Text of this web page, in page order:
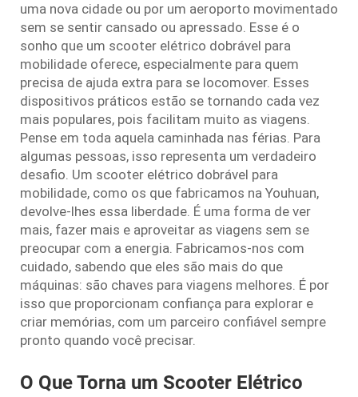
uma nova cidade ou por um aeroporto movimentado
sem se sentir cansado ou apressado. Esse é o
sonho que um scooter elétrico dobrável para
mobilidade oferece, especialmente para quem
precisa de ajuda extra para se locomover. Esses
dispositivos práticos estão se tornando cada vez
mais populares, pois facilitam muito as viagens.
Pense em toda aquela caminhada nas férias. Para
algumas pessoas, isso representa um verdadeiro
desafio. Um scooter elétrico dobrável para
mobilidade, como os que fabricamos na Youhuan,
devolve-lhes essa liberdade. É uma forma de ver
mais, fazer mais e aproveitar as viagens sem se
preocupar com a energia. Fabricamos-nos com
cuidado, sabendo que eles são mais do que
máquinas: são chaves para viagens melhores. É por
isso que proporcionam confiança para explorar e
criar memórias, com um parceiro confiável sempre
pronto quando você precisar.
O Que Torna um Scooter Elétrico